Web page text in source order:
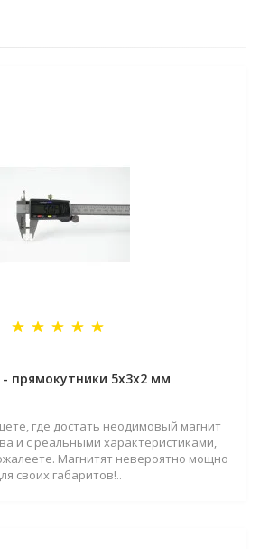
- прямокутники 5x3x2 мм
где достать неодимовый магнит
и с реальными характеристиками,
Магнитят невероятно мощно
своих габаритов!..